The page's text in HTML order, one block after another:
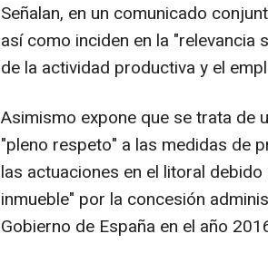
Señalan, en un comunicado
así como inciden en la
de la actividad productiva y el
Asimismo expone que se trata de
"pleno respeto" a las medidas de
las actuaciones en el litoral
inmueble" por la concesión
Gobierno de España en el año